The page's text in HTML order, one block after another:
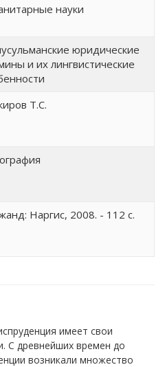
науки
юридические
и их лингвистические
Т.С.
Наргис, 2008. - 112 с.
имеет свои
С древнейших времен до
возникали множество